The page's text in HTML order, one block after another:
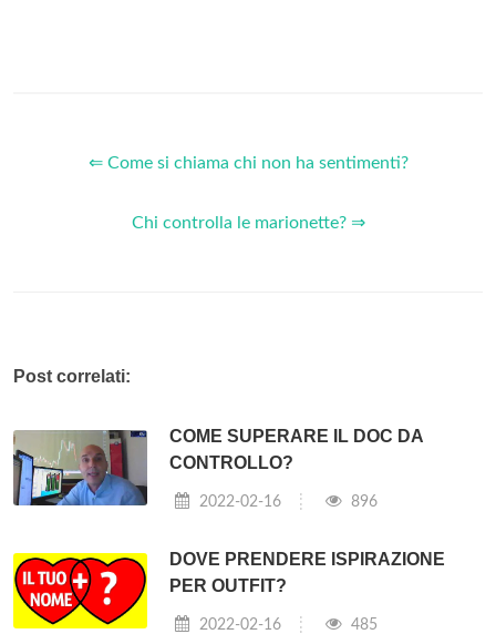
⇐ Come si chiama chi non ha sentimenti?
Chi controlla le marionette? ⇒
Post correlati:
COME SUPERARE IL DOC DA
CONTROLLO?
2022-02-16 896
DOVE PRENDERE ISPIRAZIONE
PER OUTFIT?
2022-02-16 485